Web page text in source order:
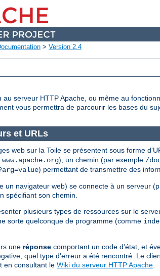
> Version 2.4
au serveur HTTP Apache, ou même au
vous permettra de parcourir les bases du
et URLs
web sur la Toile se présentent sous forme
www.apache.org), un chemin (par exemple /
) permettant de transmettre des
un navigateur web) se connecte à un serveur
spécifiant son chemin.
plusieurs types de ressources sur le
sorte quelconque de programme (comme
une réponse comportant un code d'état, et
quel type d'erreur a été rencontré. Le
en consultant le Wiki du serveur HTTP Apache